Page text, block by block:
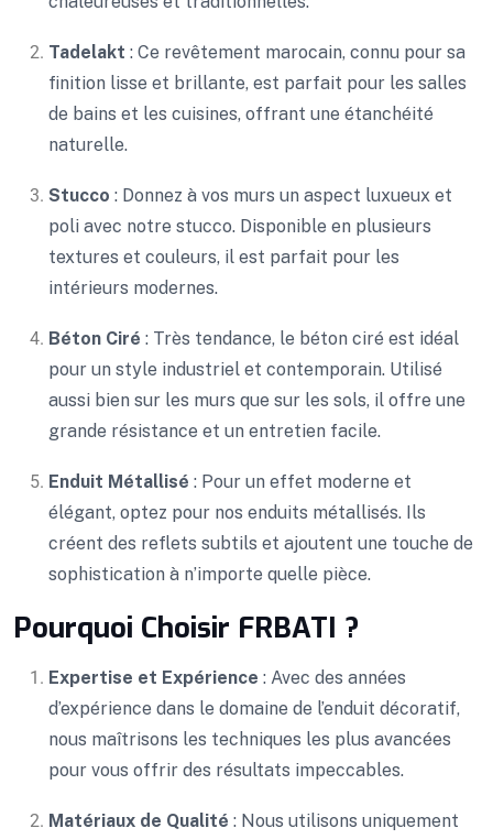
Tadelakt : Ce revêtement marocain, connu pour sa
finition lisse et brillante, est parfait pour les salles
de bains et les cuisines, offrant une étanchéité
naturelle.
Stucco : Donnez à vos murs un aspect luxueux et
poli avec notre stucco. Disponible en plusieurs
textures et couleurs, il est parfait pour les
intérieurs modernes.
Béton Ciré : Très tendance, le béton ciré est idéal
pour un style industriel et contemporain. Utilisé
aussi bien sur les murs que sur les sols, il offre une
grande résistance et un entretien facile.
Enduit Métallisé : Pour un effet moderne et
élégant, optez pour nos enduits métallisés. Ils
créent des reflets subtils et ajoutent une touche de
sophistication à n’importe quelle pièce.
Pourquoi Choisir FRBATI ?
Expertise et Expérience : Avec des années
d’expérience dans le domaine de l’enduit décoratif,
nous maîtrisons les techniques les plus avancées
pour vous offrir des résultats impeccables.
Matériaux de Qualité : Nous utilisons uniquement